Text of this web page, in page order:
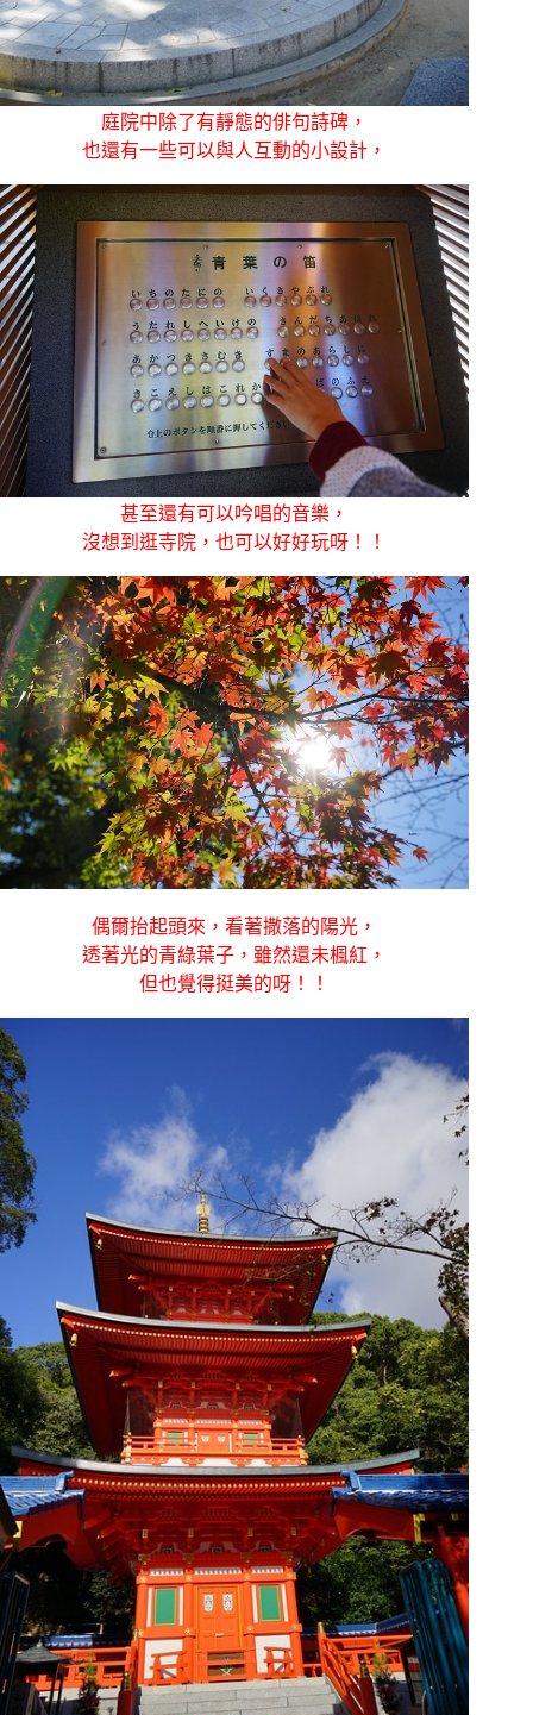
庭院中除了有靜態的俳句詩碑，
也還有一些可以與人互動的小設計，
甚至還有可以吟唱的音樂，
沒想到逛寺院，也可以好好玩呀！！
偶爾抬起頭來，看著撒落的陽光，
透著光的青綠葉子，雖然還未楓紅，
但也覺得挺美的呀！！